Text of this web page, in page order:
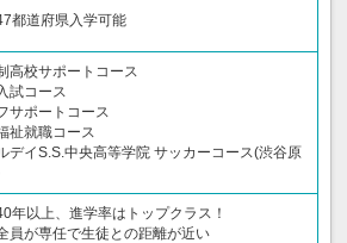
都道府県入学可能
高校サポートコース
試コース
サポートコース
祉就職コース
デイS.S.中央高等学院 サッカーコース(渋谷原
年以上、進学率はトップクラス！
員が専任で生徒との距離が近い